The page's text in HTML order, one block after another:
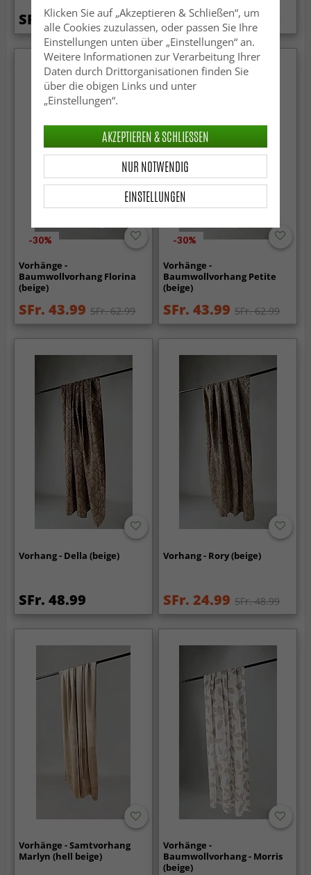
SFr. 48.99 SFr. 24.99 SFr. 48.99
-30%
Vorhänge -
Baumwollvorhang Florina
(beige)
SFr. 43.99 SFr. 62.99
-30%
Vorhänge -
Baumwollvorhang Petite
(beige)
SFr. 43.99 SFr. 62.99
Vorhang - Della (beige)
SFr. 48.99
Vorhang - Rory (beige)
SFr. 24.99 SFr. 48.99
Vorhänge - Samtvorhang
Marlyn (hell beige)
Vorhänge -
Baumwollvorhang - Morris
(beige)
Klicken Sie auf „Akzeptieren & Schließen“, um
alle Cookies zuzulassen, oder passen Sie Ihre
Einstellungen unten über „Einstellungen“ an.
Weitere Informationen zur Verarbeitung Ihrer
Daten durch Drittorganisationen finden Sie
über die obigen Links und unter
„Einstellungen“.
EINSTELLUNGEN
NUR NOTWENDIG
AKZEPTIEREN & SCHLIESSEN